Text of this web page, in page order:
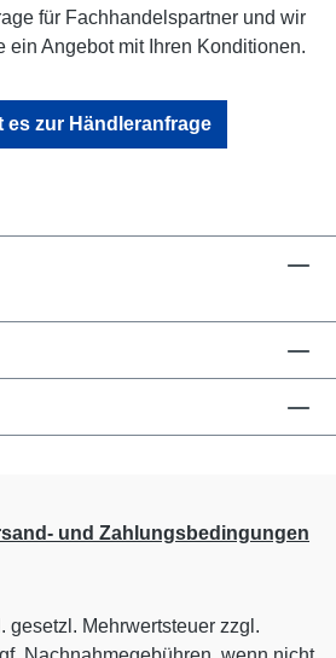
für Fachhandelspartner und wir
ein Angebot mit Ihren Konditionen.
es zur Händleranfrage
und Zahlungsbedingungen
gesetzl. Mehrwertsteuer zzgl.